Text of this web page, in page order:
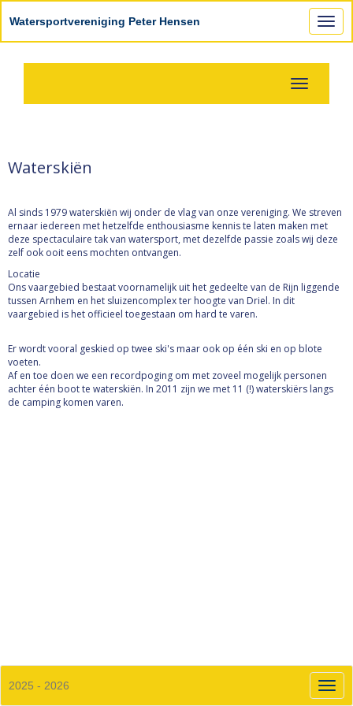
Watersportvereniging Peter Hensen
Toggle
Waterskiën
Al sinds 1979 waterskiën wij onder de vlag van onze vereniging. We streven
ernaar iedereen met hetzelfde enthousiasme kennis te laten maken met
deze spectaculaire tak van watersport, met dezelfde passie zoals wij deze
zelf ook ooit eens mochten ontvangen.
Locatie
Ons vaargebied bestaat voornamelijk uit het gedeelte van de Rijn liggende
tussen Arnhem en het sluizencomplex ter hoogte van Driel. In dit
vaargebied is het officieel toegestaan om hard te varen.
Er wordt vooral geskied op twee ski's maar ook op één ski en op blote
voeten.
Af en toe doen we een recordpoging om met zoveel mogelijk personen
achter één boot te waterskiën. In 2011 zijn we met 11 (!) waterskiërs langs
de camping komen varen.
2025 - 2026